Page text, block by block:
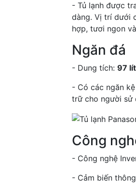
- Tủ lạnh được
dàng. Vị trí dưới
hợp, tươi ngon
Ngăn đá
- Dung tích: 97 lít
- Có các ngăn
trữ cho người sử
Công
- Công nghệ
- Cảm biến